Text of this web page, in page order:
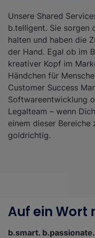
sehen zu können.
Meine
Unsere Shared
b.telligent. Sie sorgen
halten und haben die
der Hand. Egal ob im
kreativer Kopf im
Händchen für
Customer Success
Softwareentwicklung
Legalteam – wenn
einem dieser
goldrichtig.
Auf ein Wort
b.smart.